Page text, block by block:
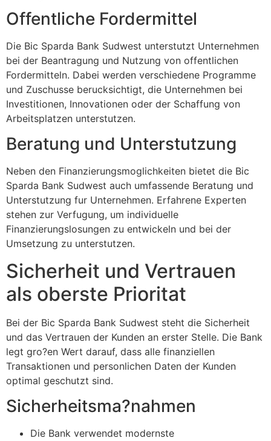
Offentliche Fordermittel
Die Bic Sparda Bank Sudwest unterstutzt Unternehmen
bei der Beantragung und Nutzung von offentlichen
Fordermitteln. Dabei werden verschiedene Programme
und Zuschusse berucksichtigt, die Unternehmen bei
Investitionen, Innovationen oder der Schaffung von
Arbeitsplatzen unterstutzen.
Beratung und Unterstutzung
Neben den Finanzierungsmoglichkeiten bietet die Bic
Sparda Bank Sudwest auch umfassende Beratung und
Unterstutzung fur Unternehmen. Erfahrene Experten
stehen zur Verfugung, um individuelle
Finanzierungslosungen zu entwickeln und bei der
Umsetzung zu unterstutzen.
Sicherheit und Vertrauen
als oberste Prioritat
Bei der Bic Sparda Bank Sudwest steht die Sicherheit
und das Vertrauen der Kunden an erster Stelle. Die Bank
legt gro?en Wert darauf, dass alle finanziellen
Transaktionen und personlichen Daten der Kunden
optimal geschutzt sind.
Sicherheitsma?nahmen
Die Bank verwendet modernste